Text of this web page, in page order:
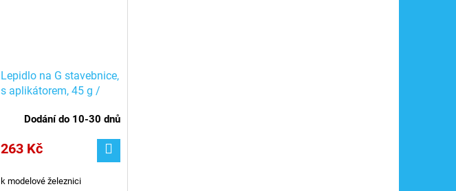
Lepidlo na G stavebnice,
s aplikátorem, 45 g /
Dodání do 10-30 dnů
263 Kč
k modelové železnici